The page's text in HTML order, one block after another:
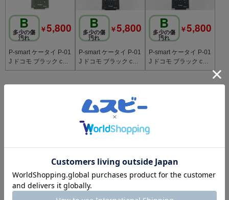
B
多少の傷
汚れ
￥5,800
P-smart ケータイ P-01
J ドコモ ブラック c20
804
B
多少の傷
汚れ
￥5,800
P-smart ケータイ P-01
J ドコモ ブラック c20
803
B
多少の傷
汚れ
￥5,800
P-smart ケータイ P-01
J ドコモ ブラック c20
801
B
多少の傷
汚れ
￥5,800 B
多少の傷
汚れ
5,800 B
汚れ